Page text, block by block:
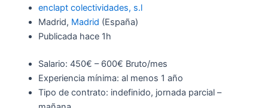
enclapt colectividades, s.l
Madrid, Madrid (España)
Publicada hace 1h
Salario: 450€ – 600€ Bruto/mes
Experiencia mínima: al menos 1 año
Tipo de contrato: indefinido, jornada parcial –